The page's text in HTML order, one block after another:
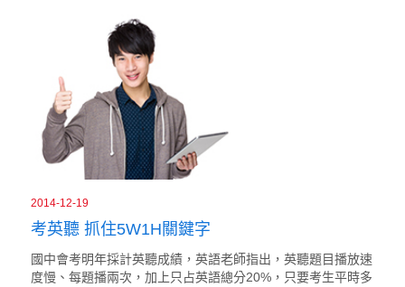
2014-12-19
考英聽 抓住5W1H關鍵字
國中會考明年採計英聽成績，英語老師指出，英聽題目播放速
度慢、每題播兩次，加上只占英語總分20%，只要考生平時多